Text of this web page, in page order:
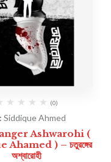
(0)
Siddique Ahmed
Ashwarohi (
) – চতুরঙ্গের
অশ্বারোহী